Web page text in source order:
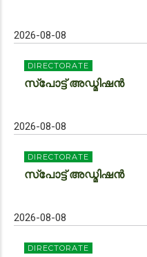
2026-08-08
DIRECTORATE
സ്‌പോട്ട് അഡ്മിഷൻ
2026-08-08
DIRECTORATE
സ്‌പോട്ട് അഡ്മിഷൻ
2026-08-08
DIRECTORATE